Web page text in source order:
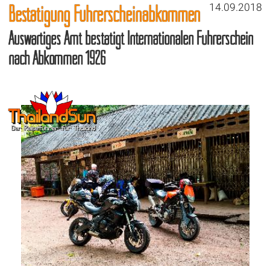
14.09.2018
Bestätigung Führerscheinabkommen
Auswärtiges Amt bestätigt Internationalen Führerschein
nach Abkommen 1926